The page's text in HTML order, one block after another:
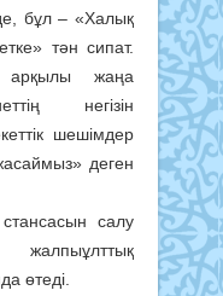
бұл – «Халық
тән сипат.
арқылы жаңа
негізін
шешімдер
деген
салу
өтеді.